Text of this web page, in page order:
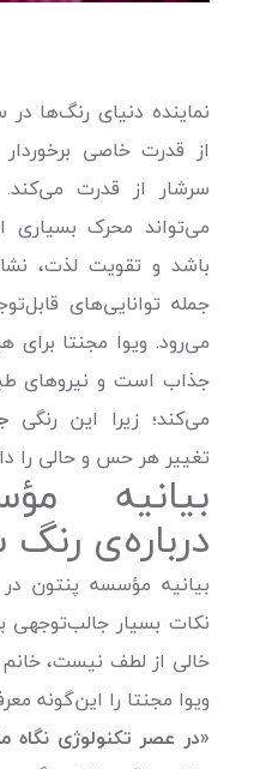
نماینده دنیای رنگ‌ها
از قدرت خاصی
سرشار از قدرت
می‌تواند محرک بسیاری
باشد و تقویت لذت،
جمله توانایی‌های
می‌رود. ویوا مجنتا برای
جذاب است و نیروهای
می‌کند؛ زیرا این رنگی
تغییر هر حس و حالی را
بیانیه
درباره‌ی رنگ
بیانیه مؤسسه پنتون
نکات بسیار جالب‌توجهی
خالی‌ از لطف نیست،
ویوا مجنتا را این‌گونه
«در عصر تکنولوژی